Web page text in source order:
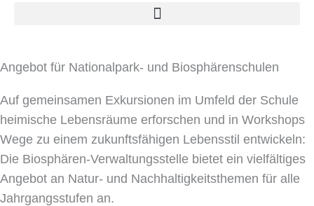
Angebot für Nationalpark- und Biosphärenschulen
Auf gemeinsamen Exkursionen im Umfeld der Schule
heimische Lebensräume erforschen und in Workshops
Wege zu einem zukunftsfähigen Lebensstil entwickeln:
Die Biosphären-Verwaltungsstelle bietet ein vielfältiges
Angebot an Natur- und Nachhaltigkeitsthemen für alle
Jahrgangsstufen an.